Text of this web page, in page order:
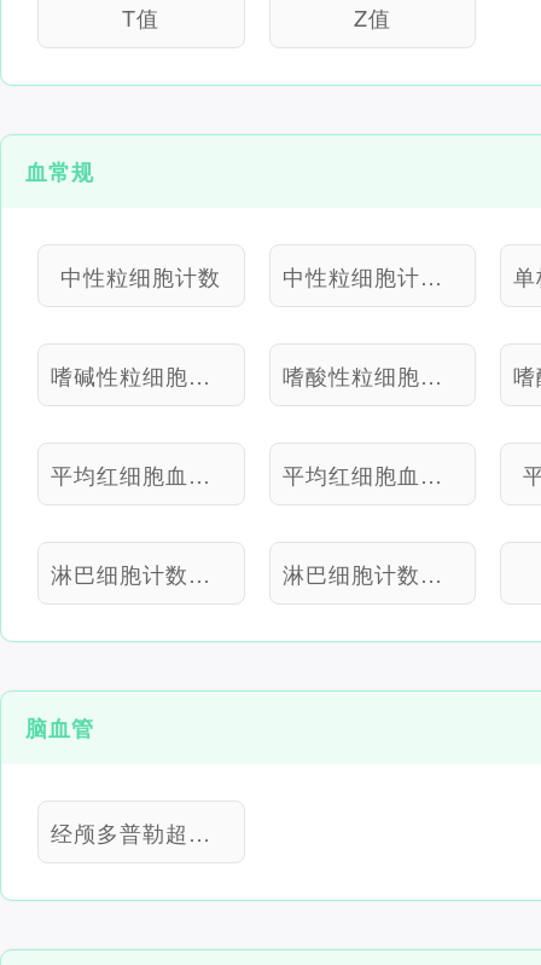
T值 Z值
血常规
中性粒细胞计数 中性粒细胞计数百分比
嗜碱性粒细胞计数百分比 嗜酸性粒细胞绝对值
平均红细胞血红蛋白含量 平均红细胞血红蛋白浓度
淋巴细胞计数百分比 淋巴细胞计数绝对值
脑血管
经颅多普勒超声检查